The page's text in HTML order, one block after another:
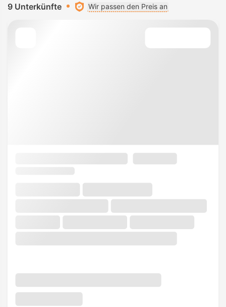
9 Unterkünfte Wir passen den Preis an